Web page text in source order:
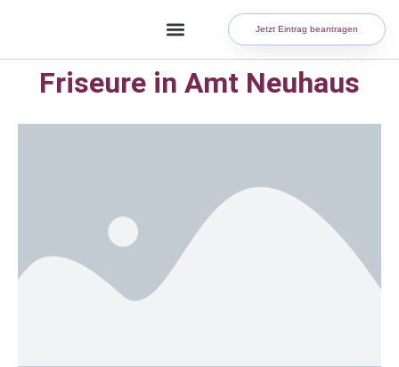
Jetzt Eintrag beantragen
Friseure in Amt Neuhaus